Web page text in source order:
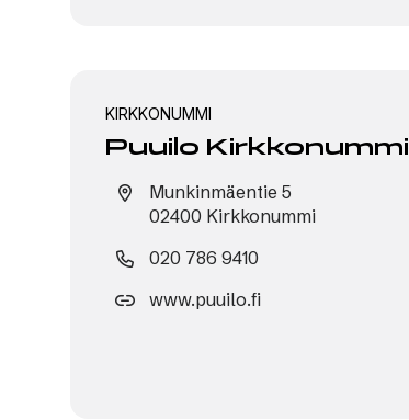
KIRKKONUMMI
Puuilo Kirkkonummi
Munkinmäentie 5
02400 Kirkkonummi
020 786 9410
www.puuilo.fi